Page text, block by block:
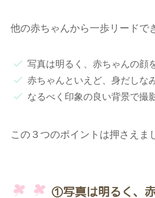
他の赤ちゃんから一歩リードで
写真は明るく、赤ちゃんの顔
赤ちゃんといえど、身だしな
なるべく印象の良い背景で撮
この３つのポイントは押さえま
①写真は明るく、